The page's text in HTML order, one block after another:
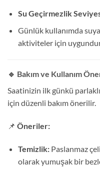
Su Geçirmezlik
Günlük kullanımda
aktiviteler için
🔹 Bakım ve Kullanım
Saatinizin ilk günkü
için düzenli bakım önerilir.
📌 Öneriler:
Temizlik:Paslanmaz
olarak yumuşak bir